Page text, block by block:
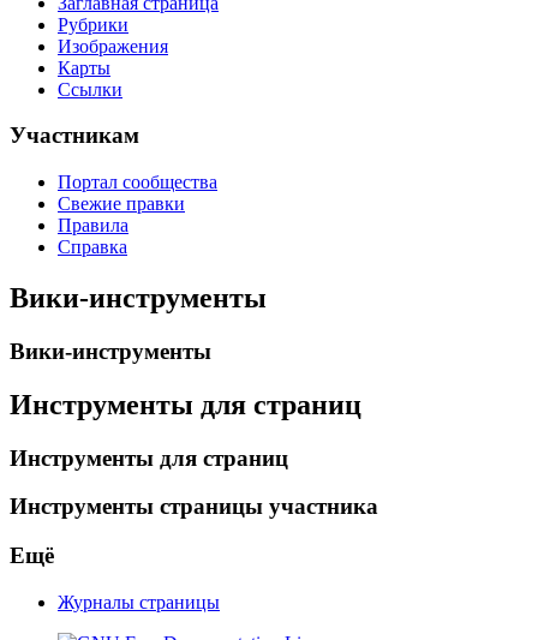
Рубрики
Изображения
Карты
Ссылки
Участникам
Портал сообщества
Свежие правки
Правила
Справка
Вики-инструменты
Вики-инструменты
Инструменты для страниц
Инструменты для страниц
Инструменты страницы участника
Ещё
Журналы страницы